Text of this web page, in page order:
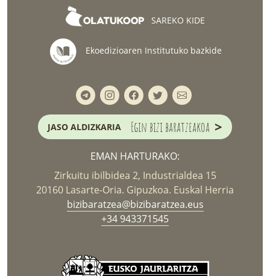
SAREKO KIDE
Ekoedizioaren Institutuko bazkide
JASO ALDIZKARIA Egin bizi baratzeakoa >
EMAN HARTURAKO:
Zirkuitu ibilbidea 2, Industrialdea 15
20160 Lasarte-Oria. Gipuzkoa. Euskal Herria
bizibaratzea@bizibaratzea.eus
+34 943371545